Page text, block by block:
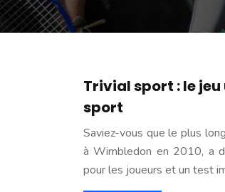
Trivial sport : le
sport
Saviez-vous que le plus
à Wimbledon en 2010, a
pour les joueurs et un test